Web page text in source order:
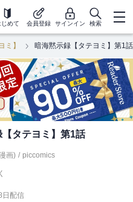
じめて 会員登録 サインイン 検索
ミ】 暗海黙示録【タテヨミ】第1話
【タテヨミ】第1話
画) / piccomics
配信